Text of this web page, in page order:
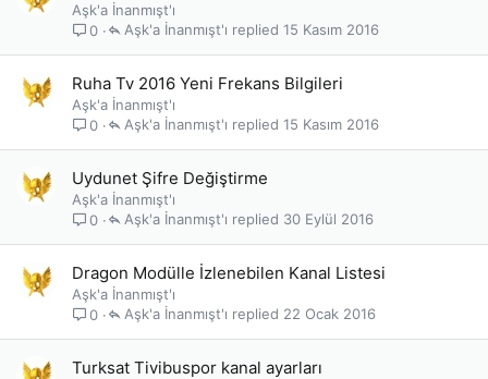
Aşk'a İnanmışt'ı
0
15 Kasım 2016
Aşk'a İnanmışt'ı
Ruha Tv 2016 Yeni Frekans Bilgileri
Aşk'a İnanmışt'ı
0
15 Kasım 2016
Aşk'a İnanmışt'ı
Uydunet Şifre Değiştirme
Aşk'a İnanmışt'ı
0
30 Eylül 2016
Aşk'a İnanmışt'ı
Dragon Modülle İzlenebilen Kanal Listesi
Aşk'a İnanmışt'ı
0
22 Ocak 2016
Aşk'a İnanmışt'ı
Turksat Tivibuspor kanal ayarları